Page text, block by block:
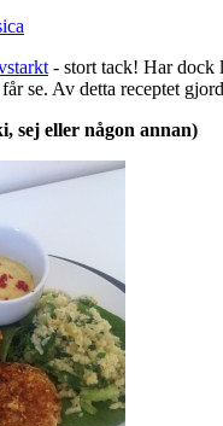
- stort tack! Har dock
se. Av detta receptet
sej eller någon annan)